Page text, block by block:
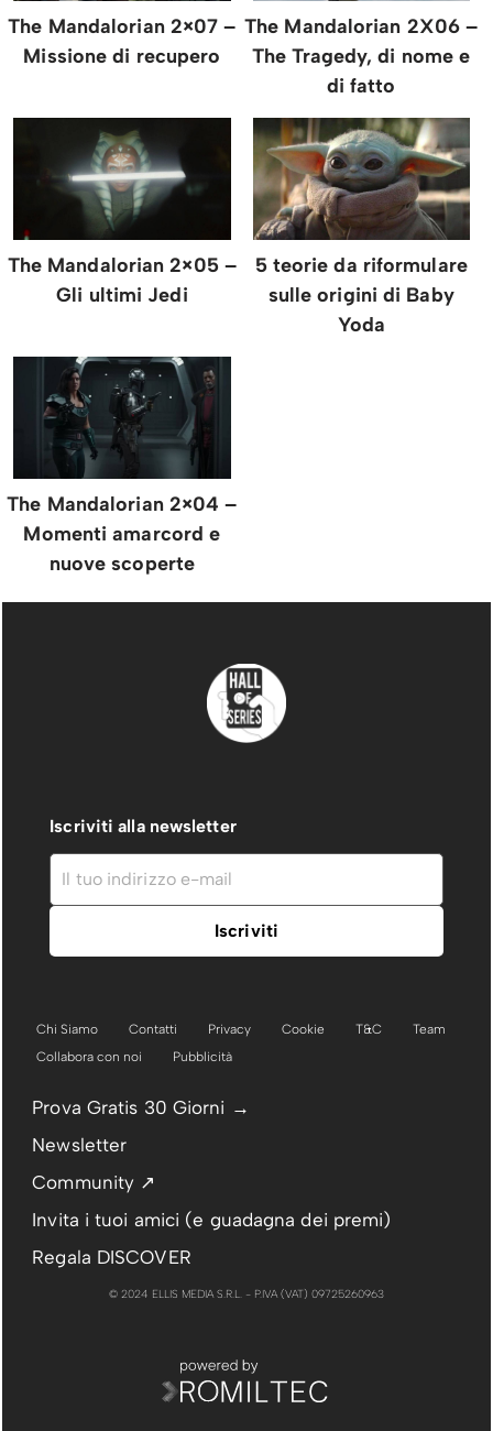
The Mandalorian 2×07 –
Missione di recupero
The Mandalorian 2X06 –
The Tragedy, di nome e
di fatto
The Mandalorian 2×05 –
Gli ultimi Jedi
5 teorie da riformulare
sulle origini di Baby
Yoda
The Mandalorian 2×04 –
Momenti amarcord e
nuove scoperte
Iscriviti alla newsletter
Chi Siamo Contatti Privacy Cookie T&C
Team
Collabora con noi
Pubblicità
Prova Gratis 30 Giorni →
Newsletter
Community ↗
Invita i tuoi amici (e guadagna dei premi)
Regala DISCOVER
© 2024 ELLIS MEDIA S.R.L. - P.IVA (VAT) 09725260963